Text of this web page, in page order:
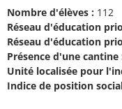
Nombre d'élèves : 112
Réseau d'éducation
Réseau d'éducation
Présence d'une cantine
Unité localisée pour
Indice de position